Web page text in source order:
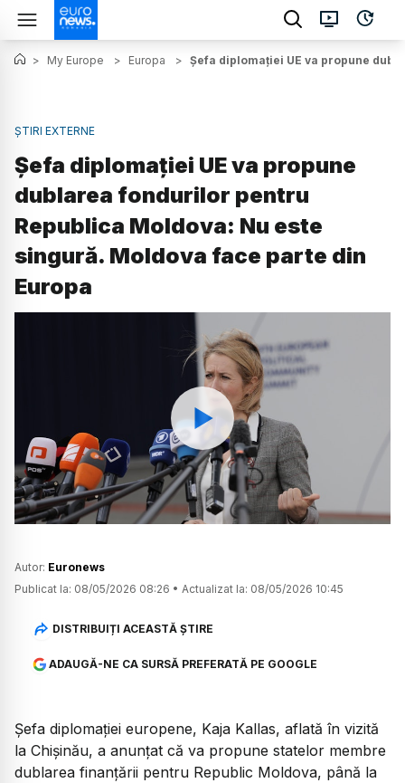
> My Europe > Europa > Șefa diplomației UE va propune
ȘTIRI EXTERNE
Șefa diplomației UE va propune
dublarea fondurilor pentru
Republica Moldova: Nu este
singură. Moldova face parte din
Europa
Watch
Autor: Euronews
Publicat la: 08/05/2026 08:26 • Actualizat la: 08/05/2026 10:45
DISTRIBUIȚI ACEASTĂ ȘTIRE
ADAUGĂ-NE CA SURSĂ PREFERATĂ PE GOOGLE
Șefa diplomației europene, Kaja Kallas, aflată în vizită
la Chișinău, a anunțat că va propune statelor membre
dublarea finanțării pentru Republic Moldova, până la